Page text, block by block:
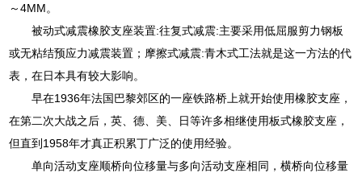
～4MM。
被动式减震橡胶支座装置:往复式减震:主要采用低屈服剪力钢板
或无粘结预应力减震装置；摩擦式减震:青木式工法就是这一方法的代
表，在日本具有较大影响。
早在1936年法国巴黎郊区的一座铁路桥上就开始使用橡胶支座，
在第二次大战之后，英、德、美、日等许多相继使用板式橡胶支座，
但直到1958年才真正积累丁广泛的使用经验。
单向活动支座顺桥向位移量与多向活动支座相同，横桥向位移量